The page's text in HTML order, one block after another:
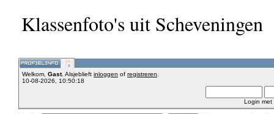
Klassenfoto's uit Scheveningen
Welkom, Gast. Alsjeblieft inloggen of registreren
10-08-2026, 10:50:18
Login met